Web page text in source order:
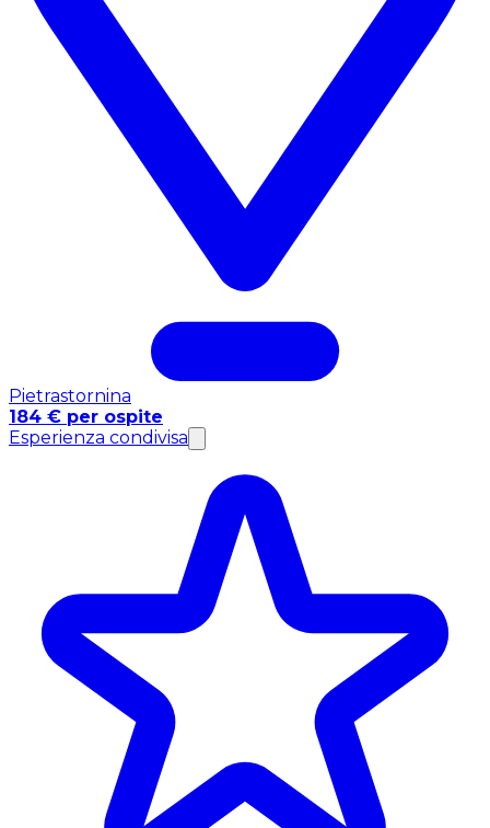
Pietrastornina
184 € per ospite
Esperienza condivisa